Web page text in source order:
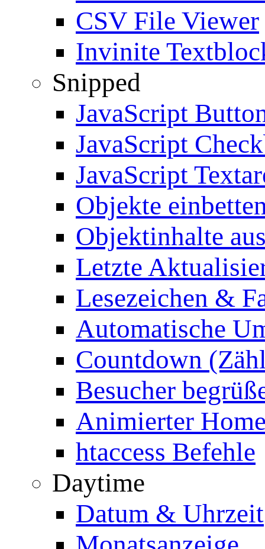
CSV File Viewer
Invinite
Snipped
JavaScript
JavaScript
JavaScript
Objekte
Objektinhalte
Letzte
Lesezeichen &
Automatische
Countdown
Besucher
Animierter
htaccess Befehle
Daytime
Datum & Uhrzeit